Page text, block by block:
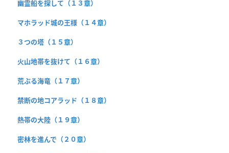
幽霊船を探して（１３章）
マホラッド城の王様（１４章）
３つの塔（１５章）
火山地帯を抜けて（１６章）
荒ぶる海竜（１７章）
禁断の地コアラッド（１８章）
熱帯の大陸（１９章）
密林を進んで（２０章）